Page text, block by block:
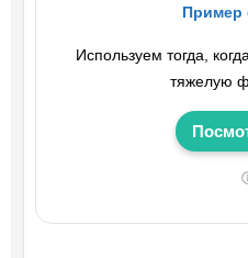
Пример
Используем тогда,
тяжелую